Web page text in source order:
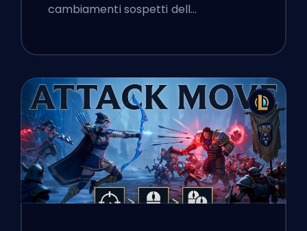
cambiamenti sospetti dell…